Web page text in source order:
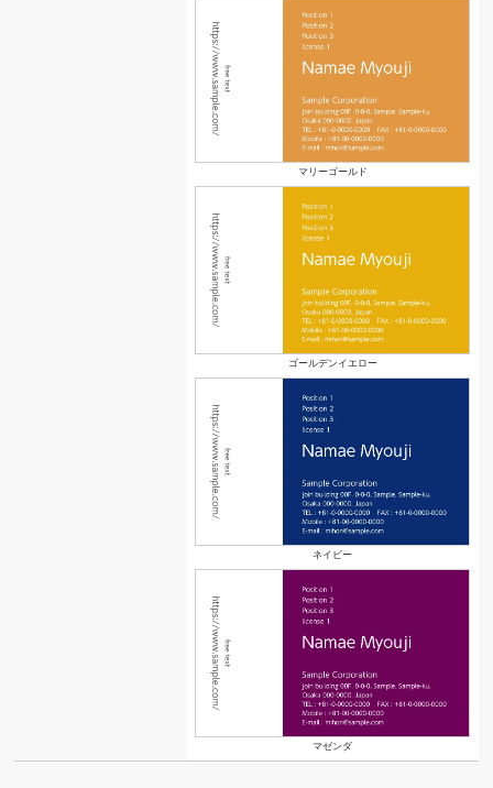
マリーゴールド
ゴールデンイエロー
ネイビー
マゼンダ